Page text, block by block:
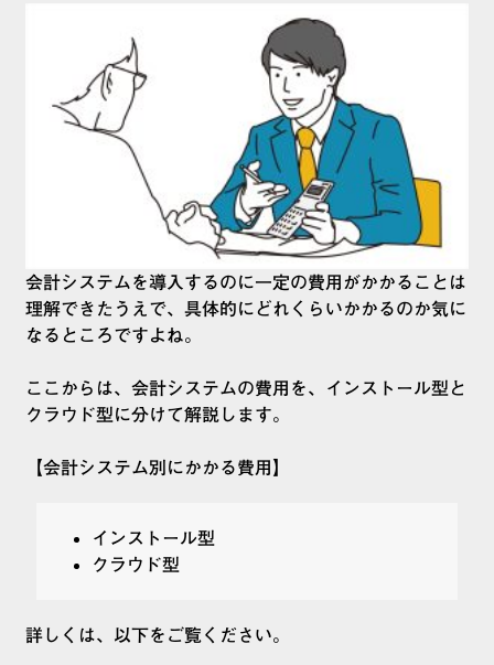
会計システムを導入するのに一定の費用がかかることは
理解できたうえで、具体的にどれくらいかかるのか気に
なるところですよね。
ここからは、会計システムの費用を、インストール型と
クラウド型に分けて解説します。
【会計システム別にかかる費用】
インストール型
クラウド型
詳しくは、以下をご覧ください。